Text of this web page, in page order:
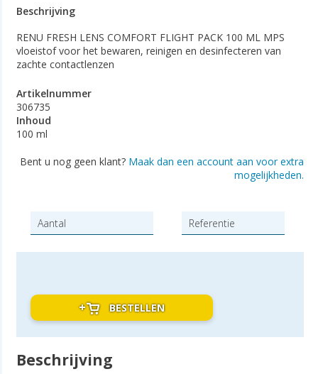
Beschrijving
RENU FRESH LENS COMFORT FLIGHT PACK 100 ML MPS
vloeistof voor het bewaren, reinigen en desinfecteren van
zachte contactlenzen
Artikelnummer
306735
Inhoud
100 ml
Bent u nog geen klant? Maak dan een account aan voor extra
mogelijkheden.
BESTELLEN
Beschrijving